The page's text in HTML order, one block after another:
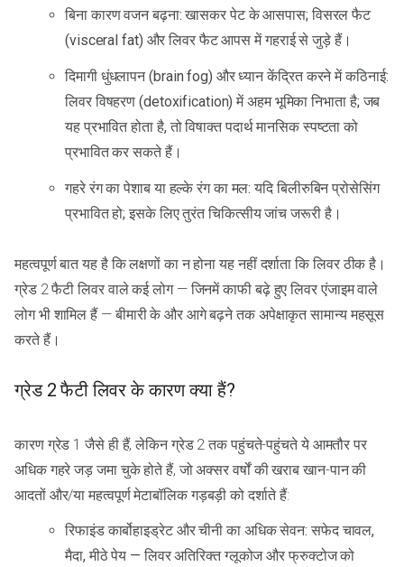
बिना कारण वजन बढ़ना: खासकर पेट के आसपास; विसरल फैट
(visceral fat) और लिवर फैट आपस में गहराई से जुड़े हैं।
दिमागी धुंधलापन (brain fog) और ध्यान केंद्रित करने में कठिनाई:
लिवर विषहरण (detoxification) में अहम भूमिका निभाता है; जब
यह प्रभावित होता है, तो विषाक्त पदार्थ मानसिक स्पष्टता को
प्रभावित कर सकते हैं।
गहरे रंग का पेशाब या हल्के रंग का मल: यदि बिलीरुबिन प्रोसेसिंग
प्रभावित हो; इसके लिए तुरंत चिकित्सीय जांच जरूरी है।
महत्वपूर्ण बात यह है कि लक्षणों का न होना यह नहीं दर्शाता कि लिवर ठीक है।
ग्रेड 2 फैटी लिवर वाले कई लोग — जिनमें काफी बढ़े हुए लिवर एंजाइम वाले
लोग भी शामिल हैं — बीमारी के और आगे बढ़ने तक अपेक्षाकृत सामान्य महसूस
करते हैं।
ग्रेड 2 फैटी लिवर के कारण क्या हैं?
कारण ग्रेड 1 जैसे ही हैं, लेकिन ग्रेड 2 तक पहुंचते-पहुंचते ये आमतौर पर
अधिक गहरे जड़ जमा चुके होते हैं, जो अक्सर वर्षों की खराब खान-पान की
आदतों और/या महत्वपूर्ण मेटाबॉलिक गड़बड़ी को दर्शाते हैं:
रिफाइंड कार्बोहाइड्रेट और चीनी का अधिक सेवन: सफेद चावल,
मैदा, मीठे पेय — लिवर अतिरिक्त ग्लूकोज और फ्रुक्टोज को